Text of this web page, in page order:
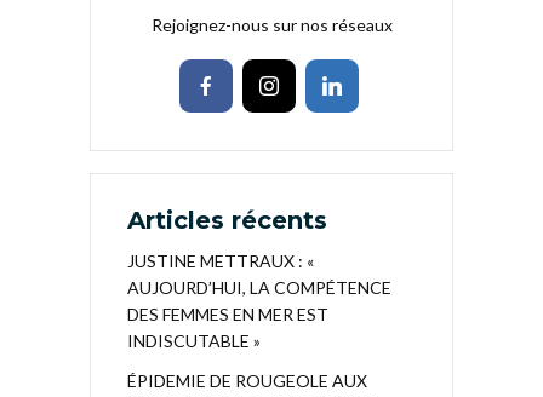
Rejoignez-nous sur nos réseaux
Articles récents
JUSTINE METTRAUX : «
AUJOURD’HUI, LA COMPÉTENCE
DES FEMMES EN MER EST
INDISCUTABLE »
ÉPIDEMIE DE ROUGEOLE AUX